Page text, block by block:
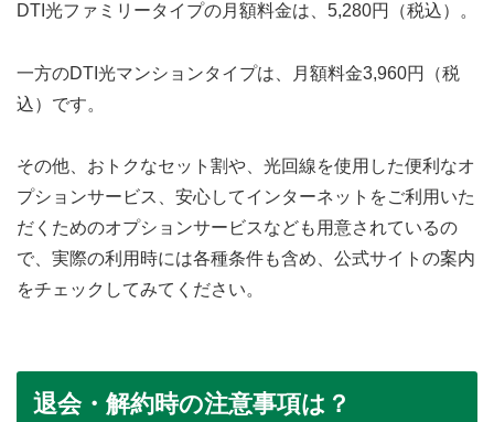
DTI光ファミリータイプの月額料金は、5,280円（税込）。
一方のDTI光マンションタイプは、月額料金3,960円（税
込）です。
その他、おトクなセット割や、光回線を使用した便利なオ
プションサービス、安心してインターネットをご利用いた
だくためのオプションサービスなども用意されているの
で、実際の利用時には各種条件も含め、公式サイトの案内
をチェックしてみてください。
退会・解約時の注意事項は？